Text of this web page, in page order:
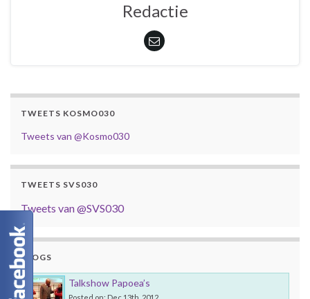
Redactie
TWEETS KOSMO030
Tweets van @Kosmo030
TWEETS SVS030
Tweets van @SVS030
BLOGS
Talkshow Papoea’s